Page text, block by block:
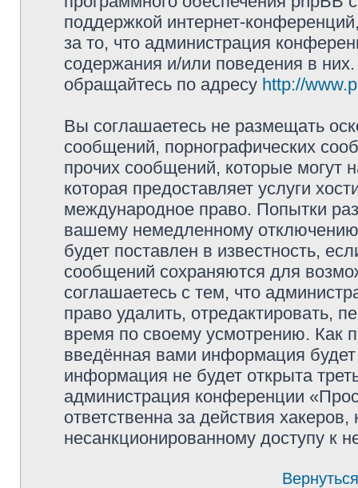
поддержкой интернет-
за то, что администрация
содержания и/или поведения в
обращайтесь по адресу http://
Вы соглашаетесь не размещать
сообщений, порнографических
прочих сообщений, которые могут
которая предоставляет услуги
международное право. Попытки
вашему немедленному
будет поставлен в известность,
сообщений сохраняются для
соглашаетесь с тем, что
право удалить, отредактировать,
время по своему усмотрению. Как
введённая вами информация
информация не будет открыта
администрация конференции
ответственна за действия
несанкционированному доступу к